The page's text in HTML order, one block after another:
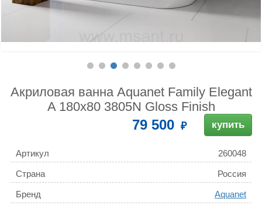
Акриловая ванна Aquanet Family Elegant
A 180x80 3805N Gloss Finish
79 500 купить
Артикул 260048
Страна Россия
Бренд Aquanet